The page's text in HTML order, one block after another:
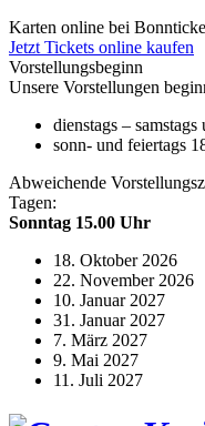
Karten online bei
Jetzt Tickets online kaufen
Vorstellungsbeginn
Unsere Vorstellungen
dienstags –
sonn- und feiertags
Abweichende
Tagen:
Sonntag 15.00 Uhr
18. Oktober 2026
22. November 2026
10. Januar 2027
31. Januar 2027
7. März 2027
9. Mai 2027
11. Juli 2027